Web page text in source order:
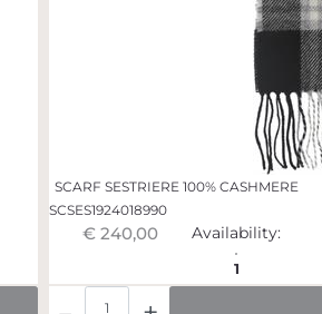
SCARF SESTRIERE 100% CASHMERE
SCSES1924018990
€ 240,00 Availability:
1